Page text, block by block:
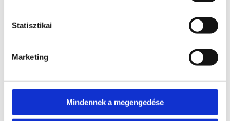
Statisztikai
Marketing
Mindennek a megengedése
-BALENCIAGA: A BALENCIAGA 2023-ban a
avantgard és provokatív dizájnjával. A Balenciaga nem
fél játszani az arányokkal, a formákkal és a
A SOKSZÍNŰSÉG tehát egy lehetőség és egy kihívás.
Egy lehetőség arra, hogy gazdagabbá tegyük
magunkat és másokat. Egy kihívás arra, hogy legyünk